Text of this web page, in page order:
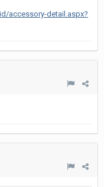
accessory-detail.aspx?